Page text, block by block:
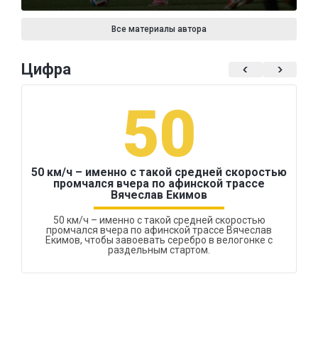
Все материалы автора
Цифра
50
50 км/ч – именно с такой средней скоростью
промчался вчера по афинской трассе
Вячеслав Екимов
50 км/ч – именно с такой средней скоростью
промчался вчера по афинской трассе Вячеслав
Екимов, чтобы завоевать серебро в велогонке с
раздельным стартом.